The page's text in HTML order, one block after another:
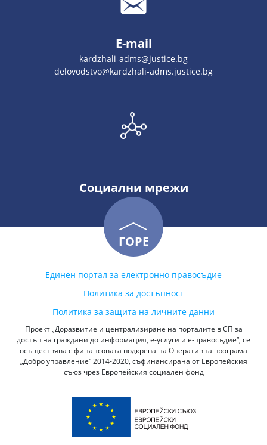
E-mail
kardzhali-adms@justice.bg
delovodstvo@kardzhali-adms.justice.bg
Социални мрежи
ГОРЕ
Единен портал за електронно правосъдие
Политика за достъпност
Политика за защита на личните данни
Проект „Доразвитие и централизиране на порталите в СП за
достъп на граждани до информация, е-услуги и е-правосъдие“, се
осъществява с финансовата подкрепа на Оперативна програма
„Добро управление“ 2014-2020, съфинансирана от Европейския
съюз чрез Европейския социален фонд